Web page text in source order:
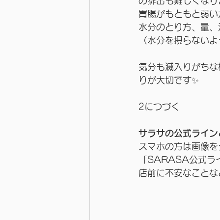
胃腸がもともと弱
水分のとり方、量
（水分を摂らない
気分も滅入りがち
りが大切です✨
2につづく
サラサの公式ライ
スマホの方は画像
「SARASA公式ラ
店前に不安なこと